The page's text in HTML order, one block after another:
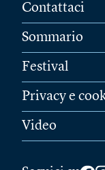
Contattaci
Sommario
Festival
Privacy e
Video